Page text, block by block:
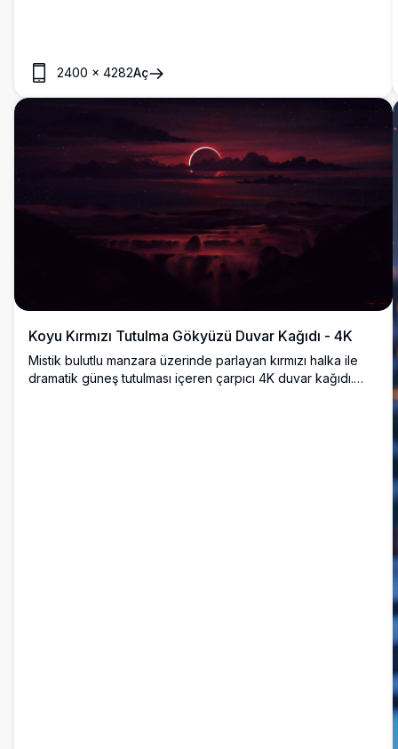
2400 × 4282Aç
Koyu Kırmızı Tutulma Gökyüzü Duvar Kağıdı - 4K
Mistik bulutlu manzara üzerinde parlayan kırmızı halka ile
dramatik güneş tutulması içeren çarpıcı 4K duvar kağıdı.